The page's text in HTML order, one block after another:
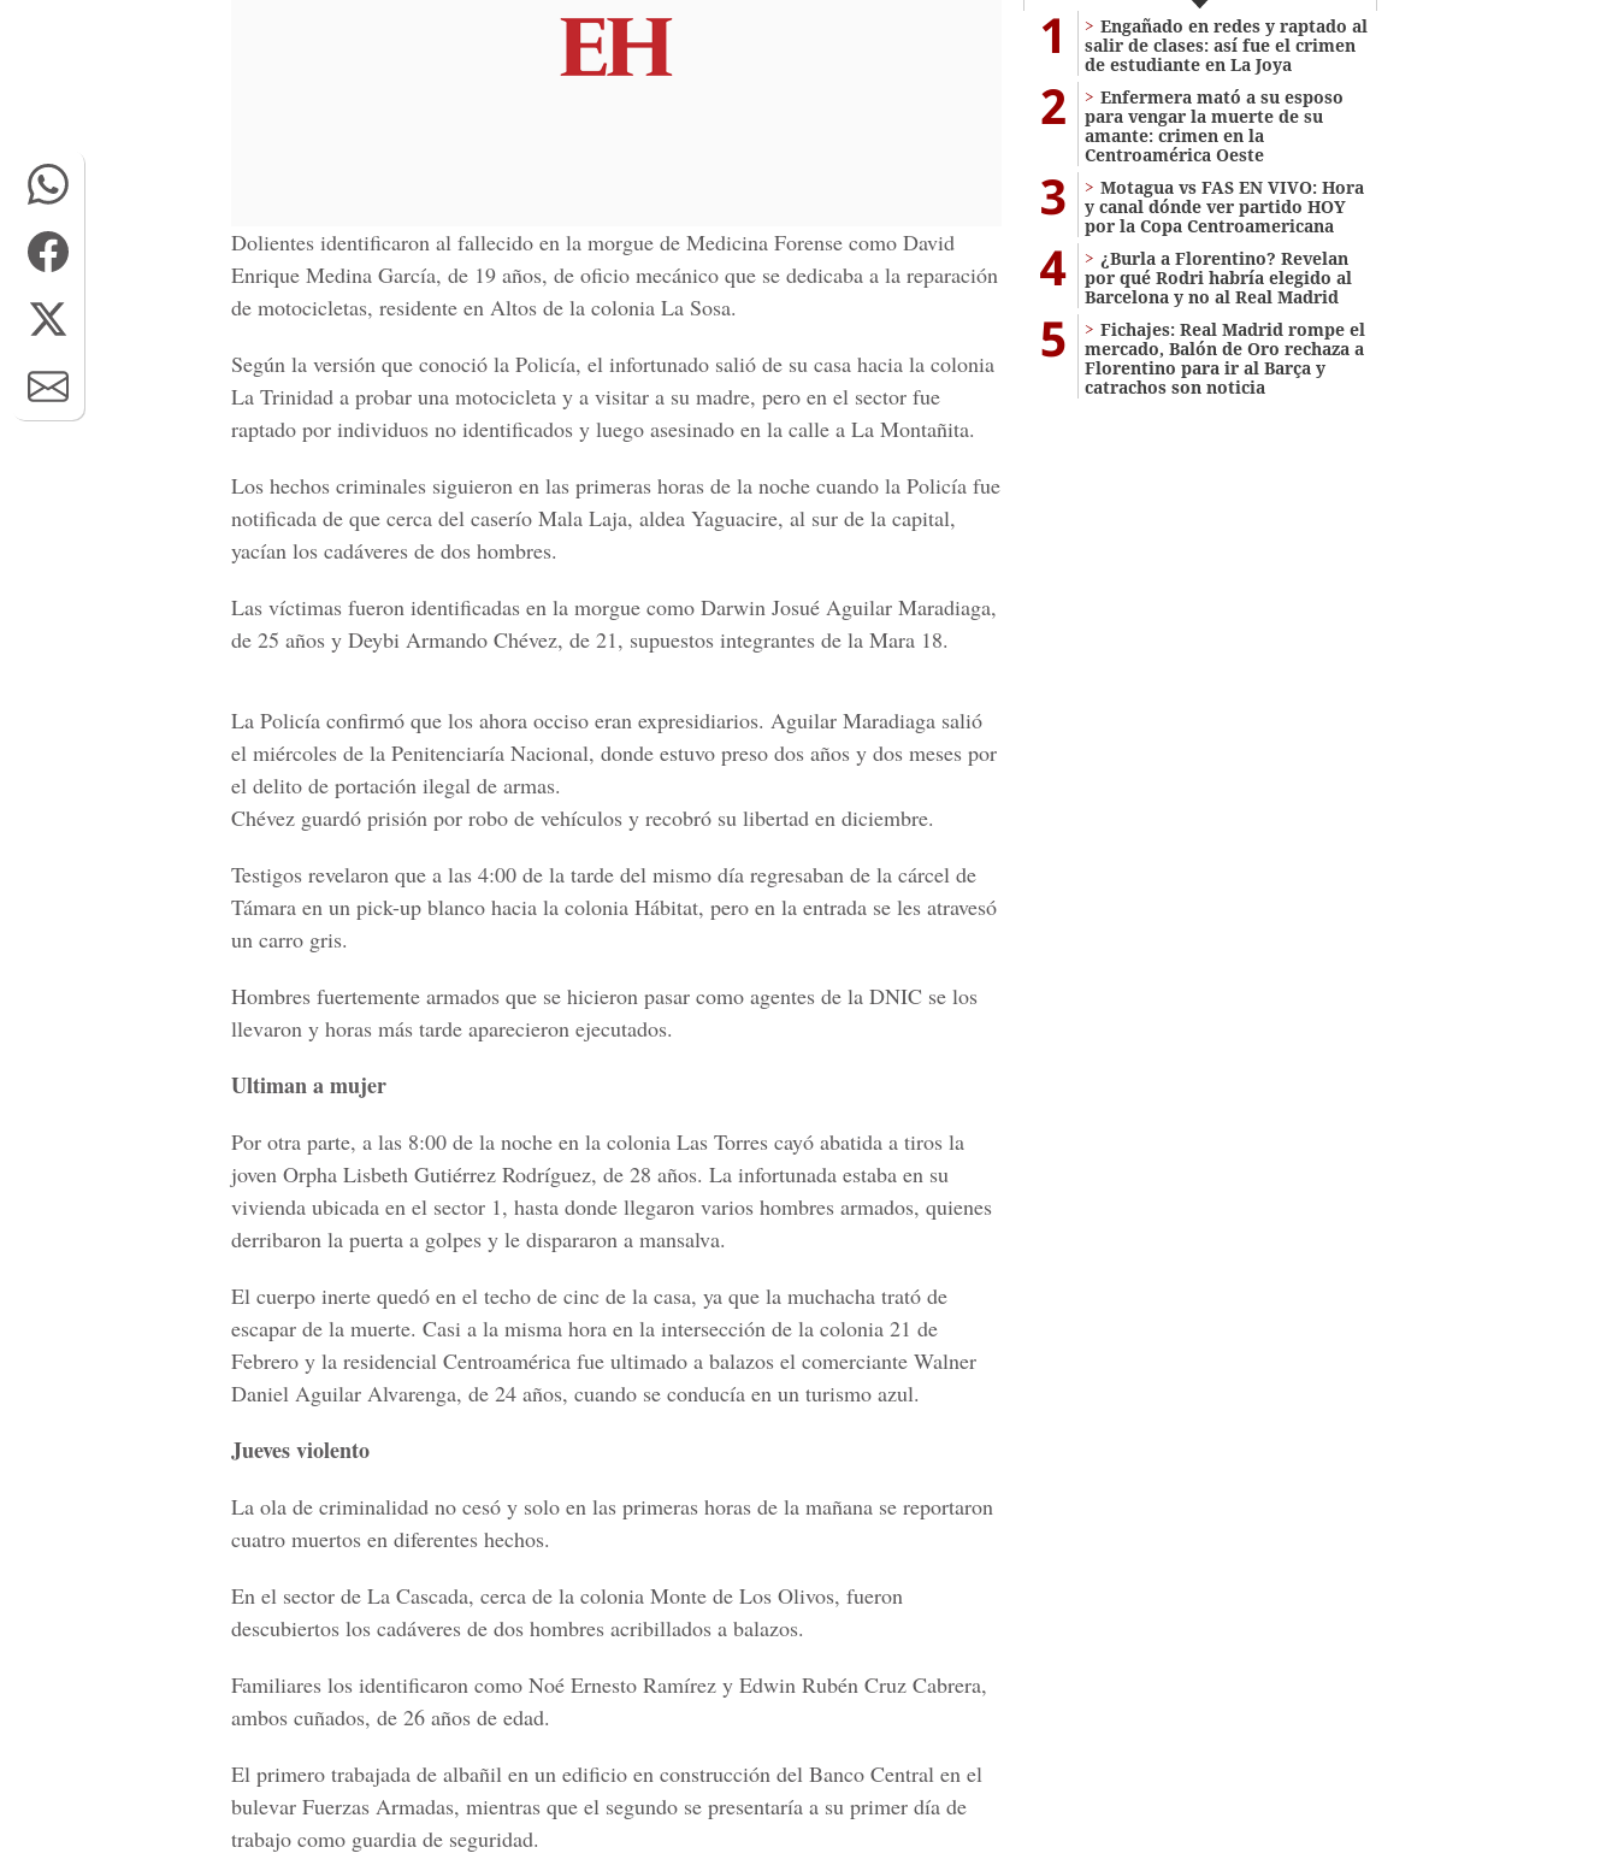
Dolientes identificaron al fallecido en la morgue de Medicina Forense como David
Enrique Medina García, de 19 años, de oficio mecánico que se dedicaba a la reparación
de motocicletas, residente en Altos de la colonia La Sosa.
Según la versión que conoció la Policía, el infortunado salió de su casa hacia la colonia
La Trinidad a probar una motocicleta y a visitar a su madre, pero en el sector fue
raptado por individuos no identificados y luego asesinado en la calle a La Montañita.
Los hechos criminales siguieron en las primeras horas de la noche cuando la Policía fue
notificada de que cerca del caserío Mala Laja, aldea Yaguacire, al sur de la capital,
yacían los cadáveres de dos hombres.
Las víctimas fueron identificadas en la morgue como Darwin Josué Aguilar Maradiaga,
de 25 años y Deybi Armando Chévez, de 21, supuestos integrantes de la Mara 18.
La Policía confirmó que los ahora occiso eran expresidiarios. Aguilar Maradiaga salió
el miércoles de la Penitenciaría Nacional, donde estuvo preso dos años y dos meses por
el delito de portación ilegal de armas.
Chévez guardó prisión por robo de vehículos y recobró su libertad en diciembre.
Testigos revelaron que a las 4:00 de la tarde del mismo día regresaban de la cárcel de
Támara en un pick-up blanco hacia la colonia Hábitat, pero en la entrada se les atravesó
un carro gris.
Hombres fuertemente armados que se hicieron pasar como agentes de la DNIC se los
llevaron y horas más tarde aparecieron ejecutados.
Ultiman a mujer
Por otra parte, a las 8:00 de la noche en la colonia Las Torres cayó abatida a tiros la
joven Orpha Lisbeth Gutiérrez Rodríguez, de 28 años. La infortunada estaba en su
vivienda ubicada en el sector 1, hasta donde llegaron varios hombres armados, quienes
derribaron la puerta a golpes y le dispararon a mansalva.
El cuerpo inerte quedó en el techo de cinc de la casa, ya que la muchacha trató de
escapar de la muerte. Casi a la misma hora en la intersección de la colonia 21 de
Febrero y la residencial Centroamérica fue ultimado a balazos el comerciante Walner
Daniel Aguilar Alvarenga, de 24 años, cuando se conducía en un turismo azul.
Jueves violento
La ola de criminalidad no cesó y solo en las primeras horas de la mañana se reportaron
cuatro muertos en diferentes hechos.
En el sector de La Cascada, cerca de la colonia Monte de Los Olivos, fueron
descubiertos los cadáveres de dos hombres acribillados a balazos.
Familiares los identificaron como Noé Ernesto Ramírez y Edwin Rubén Cruz Cabrera,
ambos cuñados, de 26 años de edad.
El primero trabajada de albañil en un edificio en construcción del Banco Central en el
bulevar Fuerzas Armadas, mientras que el segundo se presentaría a su primer día de
trabajo como guardia de seguridad.
1
Engañado en redes y raptado al
salir de clases: así fue el crimen
de estudiante en La Joya
2
Enfermera mató a su esposo
para vengar la muerte de su
amante: crimen en la
Centroamérica Oeste
3
Motagua vs FAS EN VIVO: Hora
y canal dónde ver partido HOY
por la Copa Centroamericana
4
¿Burla a Florentino? Revelan
por qué Rodri habría elegido al
Barcelona y no al Real Madrid
5
Fichajes: Real Madrid rompe el
mercado, Balón de Oro rechaza a
Florentino para ir al Barça y
catrachos son noticia